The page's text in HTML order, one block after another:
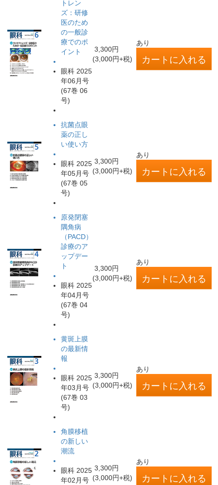
トレン
ズ：研修
医のため
の一般診
療でのポ
イント
眼科 2025
年06月号
(67巻 06
号)
3,300円
(3,000円+税)
あり
抗菌点眼
薬の正し
い使い方
眼科 2025
年05月号
(67巻 05
号)
3,300円
(3,000円+税)
あり
原発閉塞
隅角病
（PACD）
診療のア
ップデー
ト
眼科 2025
年04月号
(67巻 04
号)
3,300円
(3,000円+税)
あり
黄斑上膜
の最新情
報
眼科 2025
年03月号
(67巻 03
号)
3,300円
(3,000円+税)
あり
角膜移植
の新しい
潮流
眼科 2025
年02月号
3,300円
(3,000円+税)
あり